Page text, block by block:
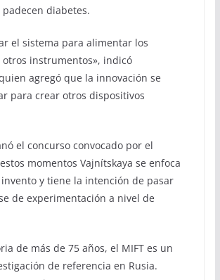
diabetes.
el sistema para alimentar los
otros instrumentos», indicó
agregó que la innovación se
para crear otros dispositivos
el concurso convocado por el
momentos Vajnítskaya se enfoca
y tiene la intención de pasar
de experimentación a nivel de
de más de 75 años, el MIFT es un
de referencia en Rusia.